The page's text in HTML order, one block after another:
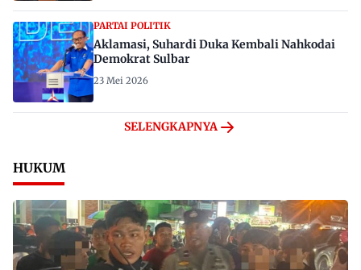
PARTAI POLITIK
Aklamasi, Suhardi Duka Kembali Nahkodai
Demokrat Sulbar
23 Mei 2026
SELENGKAPNYA
HUKUM